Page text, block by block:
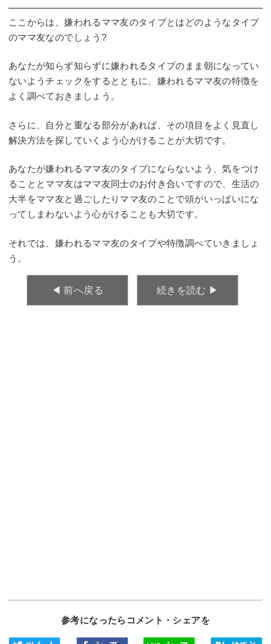
ここからは、嫌われるママ友のタイプとはどのようなタイプ
のママ友なのでしょう?
あなたが知らず知らずに嫌われるタイプのまま朝になってい
ないようチェックをするとともに、嫌われるママ友の特徴を
よく調べておきましょう。
さらに、自分と重なる部分があれば、その項目をよく見直し
解決方法を探していくよう心がけることが大切です。
あなたが嫌われるママ友のタイプにならないよう、気をつけ
ることとママ友はママ友同士のお付き合いですので、生活の
大半をママ友と過ごしたりママ友のことで頭がいっぱいにな
ってしまわないよう心がけることも大切です。
それでは、嫌われるママ友のタイプや特徴調べていきましょ
う。
◀︎ 前へ戻る 続きを読む ▶︎
参考になったらコメント・シェアを